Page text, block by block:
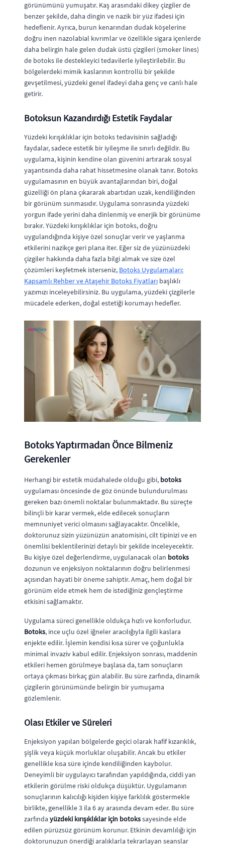
görünümünü yumuşatır. Kaş arasındaki dikey çizgiler de
benzer şekilde, daha dingin ve nazik bir yüz ifadesi için
hedeflenir. Ayrıca, burun kenarından dudak köşelerine
doğru inen nazolabial kıvrımlar ve özellikle sigara içenlerde
daha belirgin hale gelen dudak üstü çizgileri (smoker lines)
de botoks ile destekleyici tedavilerle iyileştirilebilir. Bu
bölgelerdeki mimik kaslarının kontrollü bir şekilde
gevşetilmesi, yüzdeki genel ifadeyi daha genç ve canlı hale
getirir.
Botoksun Kazandırdığı Estetik Faydalar
Yüzdeki kırışıklıklar için botoks tedavisinin sağladığı
faydalar, sadece estetik bir iyileşme ile sınırlı değildir. Bu
uygulama, kişinin kendine olan güvenini artırarak sosyal
yaşantısında daha rahat hissetmesine olanak tanır. Botoks
uygulamasının en büyük avantajlarından biri, doğal
güzelliği ön plana çıkararak abartıdan uzak, kendiliğinden
bir görünüm sunmasıdır. Uygulama sonrasında yüzdeki
yorgun ifade yerini daha dinlenmiş ve enerjik bir görünüme
bırakır. Yüzdeki kırışıklıklar için botoks, doğru
uygulandığında kişiye özel sonuçlar verir ve yaşlanma
etkilerini nazikçe geri plana iter. Eğer siz de yüzünüzdeki
çizgiler hakkında daha fazla bilgi almak ve size özel
çözümleri keşfetmek isterseniz, Botoks Uygulamaları:
Kapsamlı Rehber ve Ataşehir Botoks Fiyatları başlıklı
yazımızı inceleyebilirsiniz. Bu uygulama, yüzdeki çizgilerle
mücadele ederken, doğal estetiği korumayı hedefler.
Botoks Yaptırmadan Önce Bilmeniz
Gerekenler
Herhangi bir estetik müdahalede olduğu gibi, botoks
uygulaması öncesinde de göz önünde bulundurulması
gereken bazı önemli noktalar bulunmaktadır. Bu süreçte
bilinçli bir karar vermek, elde edilecek sonuçların
memnuniyet verici olmasını sağlayacaktır. Öncelikle,
doktorunuz sizin yüzünüzün anatomisini, cilt tipinizi ve en
önemlisi beklentilerinizi detaylı bir şekilde inceleyecektir.
Bu kişiye özel değerlendirme, uygulanacak olan botoks
dozunun ve enjeksiyon noktalarının doğru belirlenmesi
açısından hayati bir öneme sahiptir. Amaç, hem doğal bir
görünüm elde etmek hem de istediğiniz gençleştirme
etkisini sağlamaktır.
Uygulama süreci genellikle oldukça hızlı ve konforludur.
Botoks, ince uçlu özel iğneler aracılığıyla ilgili kaslara
enjekte edilir. İşlemin kendisi kısa sürer ve çoğunlukla
minimal invaziv kabul edilir. Enjeksiyon sonrası, maddenin
etkileri hemen görülmeye başlasa da, tam sonuçların
ortaya çıkması birkaç gün alabilir. Bu süre zarfında, dinamik
çizgilerin görünümünde belirgin bir yumuşama
gözlemlenir.
Olası Etkiler ve Süreleri
Enjeksiyon yapılan bölgelerde geçici olarak hafif kızarıklık,
şişlik veya küçük morluklar oluşabilir. Ancak bu etkiler
genellikle kısa süre içinde kendiliğinden kaybolur.
Deneyimli bir uygulayıcı tarafından yapıldığında, ciddi yan
etkilerin görülme riski oldukça düşüktür. Uygulamanın
sonuçlarının kalıcılığı kişiden kişiye farklılık göstermekle
birlikte, genellikle 3 ila 6 ay arasında devam eder. Bu süre
zarfında yüzdeki kırışıklıklar için botokssayesinde elde
edilen pürüzsüz görünüm korunur. Etkinin devamlılığı için
doktorunuzun önerdiği aralıklarla tekrarlayan seanslar